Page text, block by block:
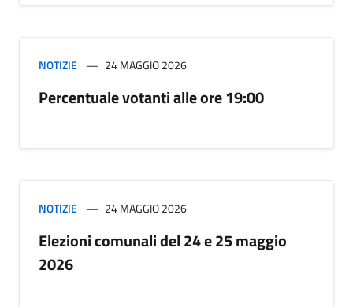
NOTIZIE 24 MAGGIO 2026
Percentuale votanti alle ore 19:00
NOTIZIE 24 MAGGIO 2026
Elezioni comunali del 24 e 25 maggio
2026